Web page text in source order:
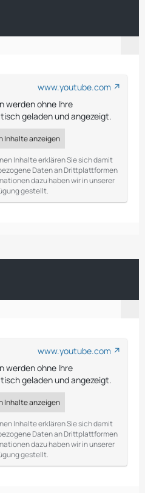
www.youtube.com
werden ohne Ihre
geladen und angezeigt.
Inhalte anzeigen
Inhalte erklären Sie sich damit
Daten an Drittplattformen
dazu haben wir in unserer
gestellt.
www.youtube.com
werden ohne Ihre
geladen und angezeigt.
Inhalte anzeigen
Inhalte erklären Sie sich damit
Daten an Drittplattformen
dazu haben wir in unserer
gestellt.